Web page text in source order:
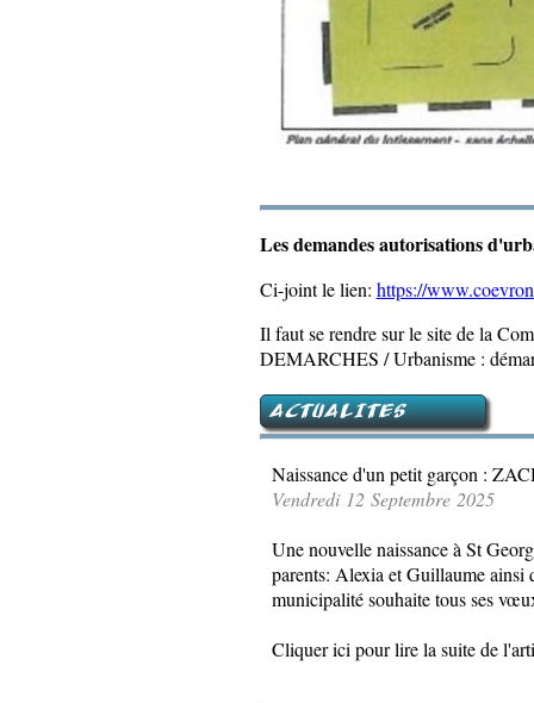
Les demandes autorisations
Ci-joint le lien: https://
Il faut se rendre sur le site de la
DEMARCHES / Urbanisme :
ACTUALITES
Naissance d'un petit garçon :
Vendredi 12 Septembre 2025
Une nouvelle naissance à St
parents: Alexia et Guillaume ainsi
municipalité souhaite tous ses
Cliquer ici pour lire la suite de